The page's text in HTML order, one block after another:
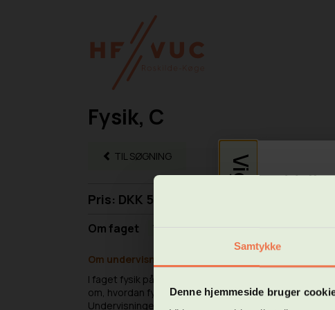
Samtykke
Denne hjemmeside bruger
Fysik, C
TIL SØGNING
Pris: DKK 550,00
Om faget Vis beskrivelser for online-undervisning
Om undervisningen
I faget fysik på C-niveau får du en grundlæggende
om, hvordan fysiske modeller kan bruges til at
Undervisningen tager udgangspunkt i et fagligt
Vigtig info
I denne
*
* Højere